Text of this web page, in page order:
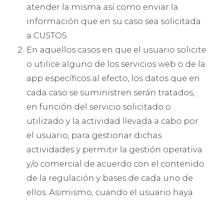
atender la misma así como enviar la
información que en su caso sea solicitada
a CUSTOS.
En aquellos casos en que el usuario solicite
o utilice alguno de los servicios web o de la
app específicos al efecto, los datos que en
cada caso se suministren serán tratados,
en función del servicio solicitado o
utilizado y la actividad llevada a cabo por
el usuario, para gestionar dichas
actividades y permitir la gestión operativa
y/o comercial de acuerdo con el contenido
de la regulación y bases de cada uno de
ellos. Asimismo, cuando el usuario haya